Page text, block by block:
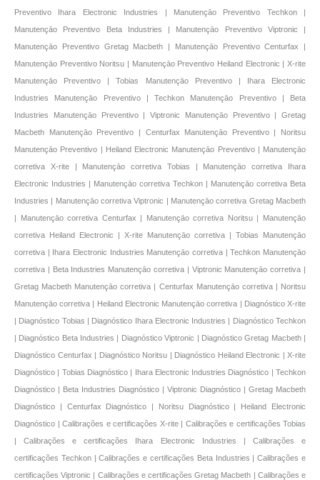
Preventivo Ihara Electronic Industries | Manutençāo Preventivo Techkon |
Manutençāo Preventivo Beta Industries | Manutençāo Preventivo Viptronic |
Manutençāo Preventivo Gretag Macbeth | Manutençāo Preventivo Centurfax |
Manutençāo Preventivo Noritsu | Manutençāo Preventivo Heiland Electronic | X-rite
Manutençāo Preventivo | Tobias Manutençāo Preventivo | Ihara Electronic
Industries Manutençāo Preventivo | Techkon Manutençāo Preventivo | Beta
Industries Manutençāo Preventivo | Viptronic Manutençāo Preventivo | Gretag
Macbeth Manutençāo Preventivo | Centurfax Manutençāo Preventivo | Noritsu
Manutençāo Preventivo | Heiland Electronic Manutençāo Preventivo | Manutençāo
corretiva X-rite | Manutençāo corretiva Tobias | Manutençāo corretiva Ihara
Electronic Industries | Manutençāo corretiva Techkon | Manutençāo corretiva Beta
Industries | Manutençāo corretiva Viptronic | Manutençāo corretiva Gretag Macbeth
| Manutençāo corretiva Centurfax | Manutençāo corretiva Noritsu | Manutençāo
corretiva Heiland Electronic | X-rite Manutençāo corretiva | Tobias Manutençāo
corretiva | Ihara Electronic Industries Manutençāo corretiva | Techkon Manutençāo
corretiva | Beta Industries Manutençāo corretiva | Viptronic Manutençāo corretiva |
Gretag Macbeth Manutençāo corretiva | Centurfax Manutençāo corretiva | Noritsu
Manutençāo corretiva | Heiland Electronic Manutençāo corretiva | Diagnóstico X-rite
| Diagnóstico Tobias | Diagnóstico Ihara Electronic Industries | Diagnóstico Techkon
| Diagnóstico Beta Industries | Diagnóstico Viptronic | Diagnóstico Gretag Macbeth |
Diagnóstico Centurfax | Diagnóstico Noritsu | Diagnóstico Heiland Electronic | X-rite
Diagnóstico | Tobias Diagnóstico | Ihara Electronic Industries Diagnóstico | Techkon
Diagnóstico | Beta Industries Diagnóstico | Viptronic Diagnóstico | Gretag Macbeth
Diagnóstico | Centurfax Diagnóstico | Noritsu Diagnóstico | Heiland Electronic
Diagnóstico | Calibrações e certificações X-rite | Calibrações e certificações Tobias
| Calibrações e certificações Ihara Electronic Industries | Calibrações e
certificações Techkon | Calibrações e certificações Beta Industries | Calibrações e
certificações Viptronic | Calibrações e certificações Gretag Macbeth | Calibrações e